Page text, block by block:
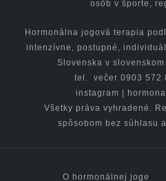
osôb v športe,
Hormonálna jogová terapia
intenzívne, postupné,
Slovenska v
tel. večer 0903 572
instagram
Všetky práva vyhradené.
spôsobom bez súhlasu
O hormonálnej joge